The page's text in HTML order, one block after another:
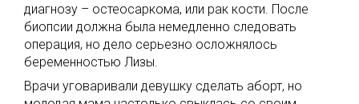
диагнозу – остеосаркома, или рак кости. После
биопсии должна была немедленно следовать
операция, но дело серьезно осложнялось
беременностью Лизы.
Врачи уговаривали девушку сделать аборт, но